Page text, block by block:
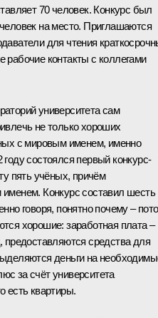
70 человек. Конкурс был
на место. Приглашаются
для чтения
контакты с коллегами
университета сам
не только хороших
с мировым именем, именно
состоялся первый конкурс-
пять учёных, причём
Конкурс составил шесть
говоря, понятно почему –
хорошие: заработная плата –
предоставляются средства для
деньги на
за счёт университета
есть квартиры.